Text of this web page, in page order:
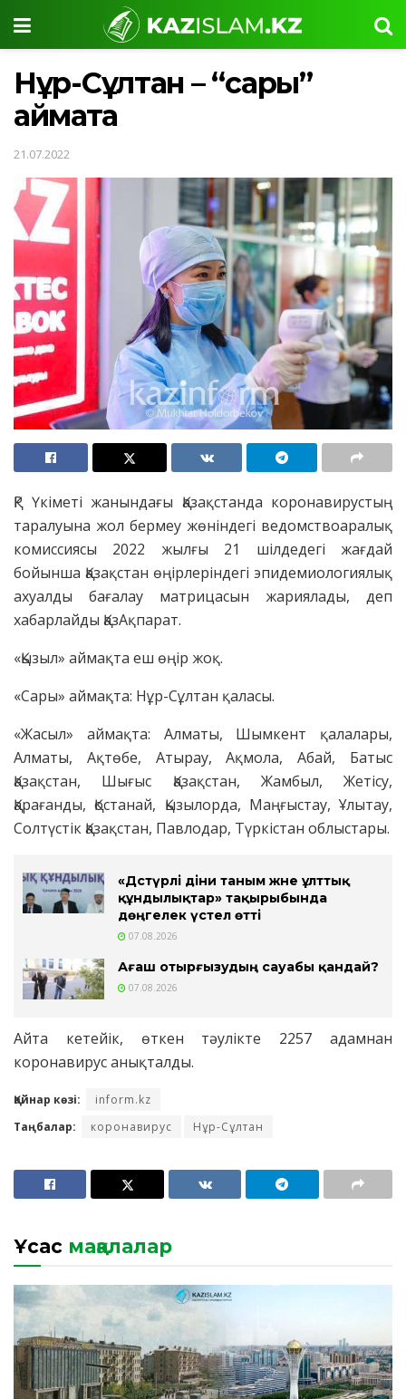
Нұр-Сұлтан – “сары”
аймақта
21.07.2022
ҚР Үкіметі жанындағы Қазақстанда коронавирустың
таралуына жол бермеу жөніндегі ведомствоаралық
комиссиясы 2022 жылғы 21 шілдедегі жағдай
бойынша Қазақстан өңірлеріндегі эпидемиологиялық
ахуалды бағалау матрицасын жариялады, деп
хабарлайды ҚазАқпарат.
«Қызыл» аймақта еш өңір жоқ.
«Сары» аймақта: Нұр-Сұлтан қаласы.
«Жасыл» аймақта: Алматы, Шымкент қалалары,
Алматы, Ақтөбе, Атырау, Ақмола, Абай, Батыс
Қазақстан, Шығыс Қазақстан, Жамбыл, Жетісу,
Қарағанды, Қостанай, Қызылорда, Маңғыстау, Ұлытау,
Солтүстік Қазақстан, Павлодар, Түркістан облыстары.
«Дәстүрлі діни таным және ұлттық
құндылықтар» тақырыбында
дөңгелек үстел өтті
07.08.2026
Ағаш отырғызудың сауабы қандай?
07.08.2026
Айта кетейік, өткен тәулікте 2257 адамнан
коронавирус анықталды.
Қайнар көзі:
inform.kz
Таңбалар:
коронавирус Нұр-Сұлтан
Ұқсас мақалалар